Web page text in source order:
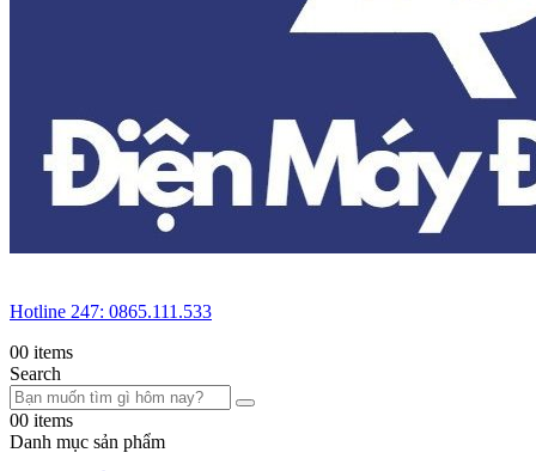
Hotline 247: 0865.111.533
00 items
Search
00 items
Danh mục sản phẩm